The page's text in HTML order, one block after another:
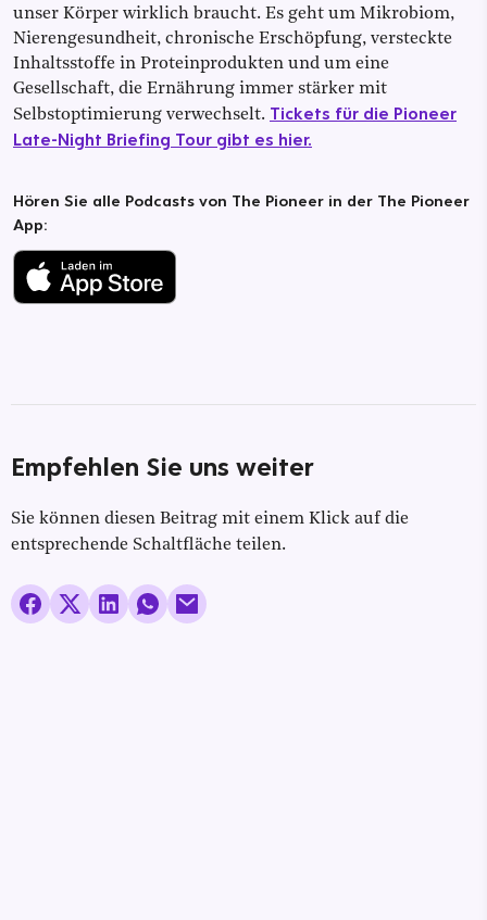
unser Körper wirklich braucht. Es geht um Mikrobiom,
Nierengesundheit, chronische Erschöpfung, versteckte
Inhaltsstoffe in Proteinprodukten und um eine
Gesellschaft, die Ernährung immer stärker mit
Selbstoptimierung verwechselt. Tickets für die Pioneer
Late-Night Briefing Tour gibt es hier.
Hören Sie alle Podcasts von The Pioneer in der The Pioneer
App:
Empfehlen Sie uns weiter
Sie können diesen Beitrag mit einem Klick auf die
entsprechende Schaltfläche teilen.